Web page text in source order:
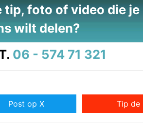
tip, foto of video die je
wilt delen?
06 - 574 71 321
Post op X Tip de